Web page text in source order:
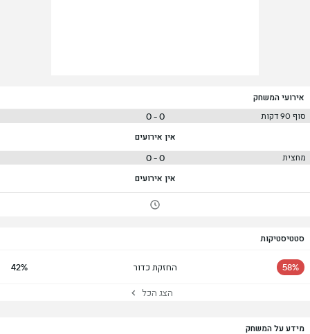
אירועי המשחק
סוף 90 דקות
0 - 0
אין אירועים
מחצית 0 - 0
אין אירועים
סטטיסטיקות
58% החזקת כדור 42%
הצג הכל
מידע על המשחק